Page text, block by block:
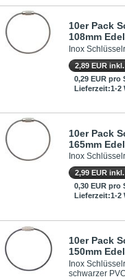
10er Pack
108mm
Inox
2,89 EUR
0,29 EUR pro
Lieferzeit:1-2
10er Pack
165mm
Inox
2,99 EUR
0,30 EUR pro
Lieferzeit:1-2
10er Pack
150mm
Inox
schwarzer